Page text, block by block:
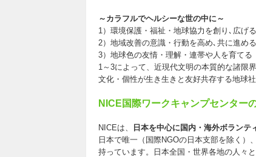
～カラフルでヘルシーな世の中に～
1）環境保護・福祉・地球協力を創り､広げる
2）地域改善の意識・行動を高め､共に進める
3）地球色の友情・理解・連帯や人を育てる
1～3によって、近現代文明の本質的な諸限
文化・個性が生き生きと友好共存する地球
NICE国際ワークキャンプセンター
NICEは、 日本を中心に国内・海外ボラン
日本で唯一（国際NGOの日本支部を除く
持っています。日本全国・世界各地の人々